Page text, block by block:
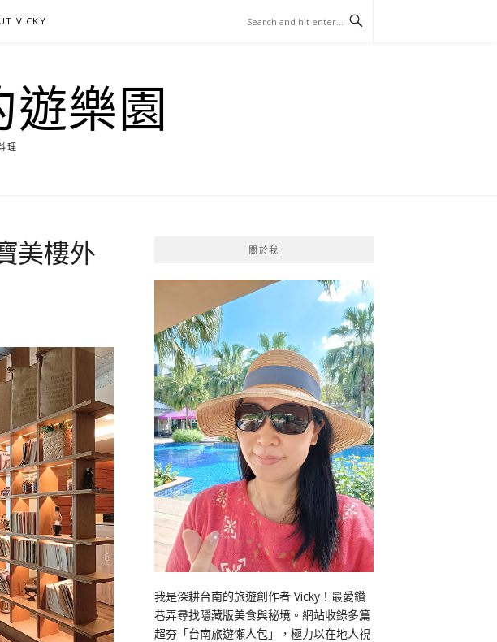
VICKY
遊樂園
理
美樓外
關於我
我是深耕台南的旅遊創作者 Vicky！最愛鑽
巷弄尋找隱藏版美食與秘境。網站收錄多篇
超夯「台南旅遊懶人包」，極力以在地人視